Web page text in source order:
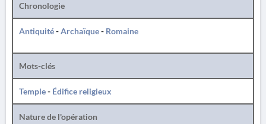
Chronologie
Antiquité-Archaïque- Romaine
Mots-clés
Temple- Édifice religieux
Nature de l'opération